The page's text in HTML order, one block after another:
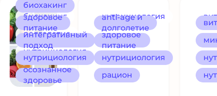
биохакинг
долголетие
нутрициология
биохакинг
здоровое
питание
интегративный
подход
нутрициология
осознанное
здоровье
нутрициология
anti-age и
долголетие
здоровое
питание
нутрициология
рацион